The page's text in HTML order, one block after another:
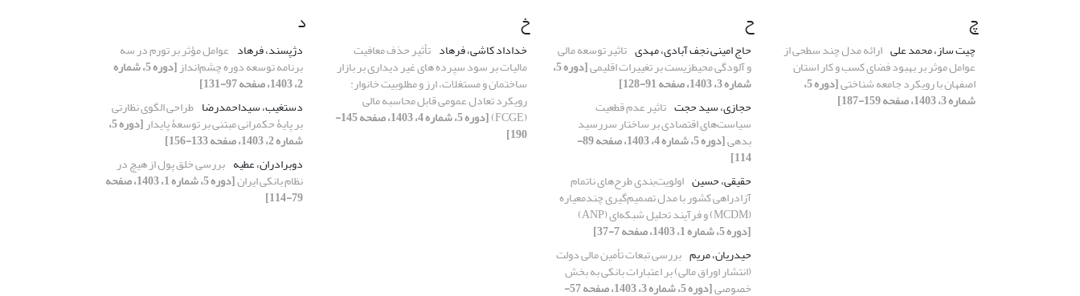
چ
چیت ساز، محمد علی ارائه مدل چند سطحی از
عوامل موثر بر بهبود فضای کسب و کار استان
اصفهان با رویکرد جامعه شناختی [دوره 5،
شماره 3، 1403، صفحه 159-187]
ح
حاج امینی نجف آبادی، مهدی تاثیر توسعه مالی
و آلودگی محیط‌زیست بر تغییرات اقلیمی [دوره 5،
شماره 3، 1403، صفحه 91-128]
حجازی، سید حجت تاثیر عدم قطعیت
سیاست‌های اقتصادی بر ساختار سررسید
بدهی [دوره 5، شماره 4، 1403، صفحه 89-
114]
حقیقی، حسین اولویت‌بندی طرح‌های ناتمام
آزادراهی کشور با مدل تصمیم‌گیری چندمعیاره
(MCDM) و فرآیند تحلیل شبکه‌ای (ANP)
[دوره 5، شماره 1، 1403، صفحه 7-37]
حیدریان، مریم بررسی تبعات تأمین مالی دولت
(انتشار اوراق مالی) بر اعتبارات بانکی به بخش
خصوصی [دوره 5، شماره 3، 1403، صفحه 57-
خ
خداداد کاشی، فرهاد تأثیر حذف معافیت
مالیات بر سود سپرده های غیر دیداری بر بازار
ساختمان و مستغلات، ارز و مطلوبیت خانوار:
رویکرد تعادل عمومی قابل محاسبه مالی
(FCGE) [دوره 5، شماره 4، 1403، صفحه 145-
190]
د
دژپسند، فرهاد عوامل مؤثر بر تورم در سه
برنامه توسعه دوره چشم‌انداز [دوره 5، شماره
2، 1403، صفحه 97-131]
دستغیب، سیداحمدرضا طراحی الگوی نظارتی
بر پایۀ حکمرانی مبتنی بر توسعۀ پایدار [دوره 5،
شماره 2، 1403، صفحه 133-156]
دوبرادران، عطیه بررسی خلق پول از هیچ در
نظام بانکی ایران [دوره 5، شماره 1، 1403، صفحه
79-114]